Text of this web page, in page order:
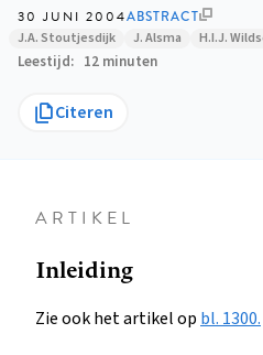
30 JUNI 2004ABSTRACT
J.A. Stoutjesdijk J. Alsma H.I.J.
Leestijd 12 minuten
Citeren
ARTIKEL
Inleiding
Zie ook het artikel op bl. 1300.